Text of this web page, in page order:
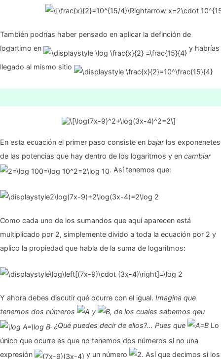
También podrías haber pensado en aplicar la definción de
logartimo en
y habrías
llegado al mismo sitio
En esta ecuación el primer paso consiste en bajarlos exponenetes
de las potencias que hay dentro de los logaritmos y en cambiar
. Así tenemos que:
Como cada uno de los sumandos que aquí aparecen está
multiplicado por 2, simplemente divido a toda la ecuación por 2 y
aplico la propiedad que habla de la suma de logaritmos:
Y ahora debes discutir qué ocurre con el igual. Imagina que
tenemos dos números
y
, de los cuales sabemos qeu
. ¿Qué puedes decir de ellos?… Pues que
Lo
único que ocurre es que no tenemos dos números si no una
expresión
y un número
. Así que decimos si los